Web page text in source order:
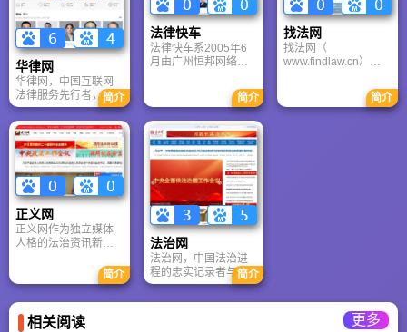
各专业部门和全体律
师的资源，不仅为客
户解决法律问题
家企业提供智慧教育
解决方案。正保教育
秉持"学员利益至上"理
念，积极应用AI等前
沿技术，致力于构建
系，推动中国职业教
育持续发展。
华律网
华律网，中国互联网
法律服务先行者，二
十载坚守“让所有人享
受普惠法律服务”的使
命。作为连接亿万用
户与专业律师的桥
梁，华律网以科技赋
能法治，构建健康透
明的法律生态。从首
创在线付费咨询到打
造政企数字化标杆，
我们始终致力于打破
信息壁垒，用专业与
治阳光触手可及，成
为全球知名的一站式
简介
法律快车
法律快车系2005年6
月由广州恒邦网络技
国政法大学、北京大
学、中国人民大学等
高校专家教授组推荐
并提供专业支持，架
构于国际互联网上的
提供大型免费法律咨
询和法律信息服务的
专业网站。
简介
找法网
找法网（
www.findlaw.cn）于
国内首家大型法律资
讯信息网站。自创立
以来，一直致力于为
简介
正义网
正义网作为独立媒体
人格的法治资讯新媒
影响社会”的战略定位
和建设“法治类资讯门
化舆论监督内容和法
律监督内容，今天已
简介
法治网
法治网，中国法治进
程的忠实记录者与推
动者，源自1999年，
铸就中央重点新闻网
简介
相关阅读 更多